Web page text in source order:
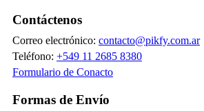
Contáctenos
Correo electrónico: contacto@pikfy.com.ar
Teléfono: +549 11 2685 8380
Formulario de Conacto
Formas de Envío